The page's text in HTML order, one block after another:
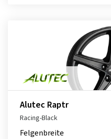
Alutec Raptr
Racing-Black
Felgenbreite